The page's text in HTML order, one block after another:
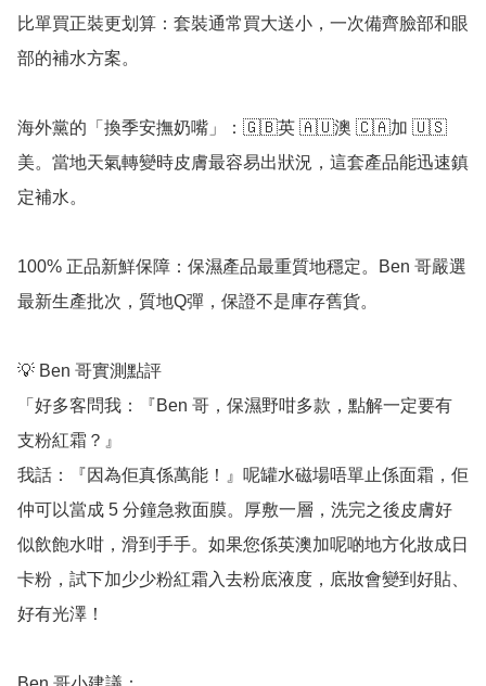
比單買正裝更划算：套裝通常買大送小，一次備齊臉部和眼
部的補水方案。
海外黨的「換季安撫奶嘴」：🇬🇧英 🇦🇺澳 🇨🇦加 🇺🇸
美。當地天氣轉變時皮膚最容易出狀況，這套產品能迅速鎮
定補水。
100% 正品新鮮保障：保濕產品最重質地穩定。Ben 哥嚴選
最新生產批次，質地Q彈，保證不是庫存舊貨。
💡 Ben 哥實測點評
「好多客問我：『Ben 哥，保濕野咁多款，點解一定要有
支粉紅霜？』
我話：『因為佢真係萬能！』呢罐水磁場唔單止係面霜，佢
仲可以當成 5 分鐘急救面膜。厚敷一層，洗完之後皮膚好
似飲飽水咁，滑到手手。如果您係英澳加呢啲地方化妝成日
卡粉，試下加少少粉紅霜入去粉底液度，底妝會變到好貼、
好有光澤！